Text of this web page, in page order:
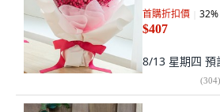
首購折扣價 32%
$407
8/13 星期四 預
(304)